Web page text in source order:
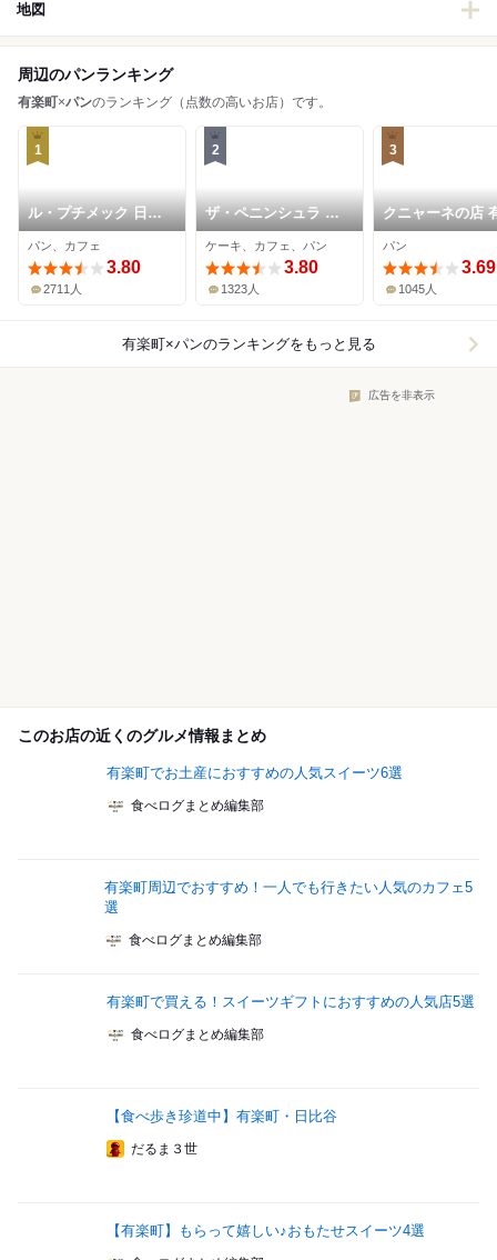
地図
周辺のパンランキング
有楽町×パンのランキング（点数の高いお店）です。
1
ル・プチメック 日比
谷店
パン、カフェ
3.80
2711人
2
ザ・ペニンシュラ ブ
ティック＆カフェ
ケーキ、カフェ、パン
3.80
1323人
3
クニャーネの店
町店
パン
3.69
1045人
有楽町×パンのランキングをもっと見る
広告を非表示
このお店の近くのグルメ情報まとめ
有楽町でお土産におすすめの人気スイーツ6選
食べログまとめ編集部
有楽町周辺でおすすめ！一人でも行きたい人気のカフェ5
選
食べログまとめ編集部
有楽町で買える！スイーツギフトにおすすめの人気店5選
食べログまとめ編集部
【食べ歩き珍道中】有楽町・日比谷
だるま３世
【有楽町】もらって嬉しい♪おもたせスイーツ4選